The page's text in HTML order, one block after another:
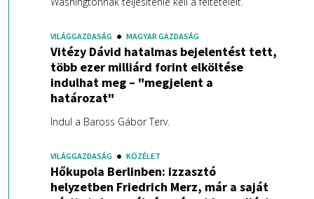
VILÁGGAZDASÁG MAGYAR GAZDASÁG
Vitézy Dávid hatalmas bejelentést tett,
több ezer milliárd forint elköltése
indulhat meg – "megjelent a
határozat"
Indul a Baross Gábor Terv.
VILÁGGAZDASÁG KÖZÉLET
Hőkupola Berlinben: izzasztó
helyzetben Friedrich Merz, már a saját